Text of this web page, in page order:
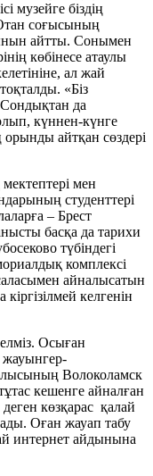
музейге біздің
соғысының
айтты. Сонымен
көбінесе атаулы
ал жай
«Біз
да
күннен-күнге
орынды айтқан сөздері
мен
студенттері
– Брест
басқа да тарихи
түбіндегі
комплексі
айналысатын
келгенін
Осыған
жауынгер-
Волоколамск
кешенге айналған
көзқарас қалай
Оған жауап табу
интернет айдынына